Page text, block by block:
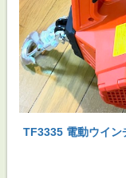
TF3335 電動ウイン